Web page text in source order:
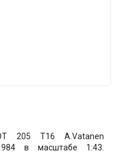
205 T16 A.Vatanen
в масштабе 1:43.